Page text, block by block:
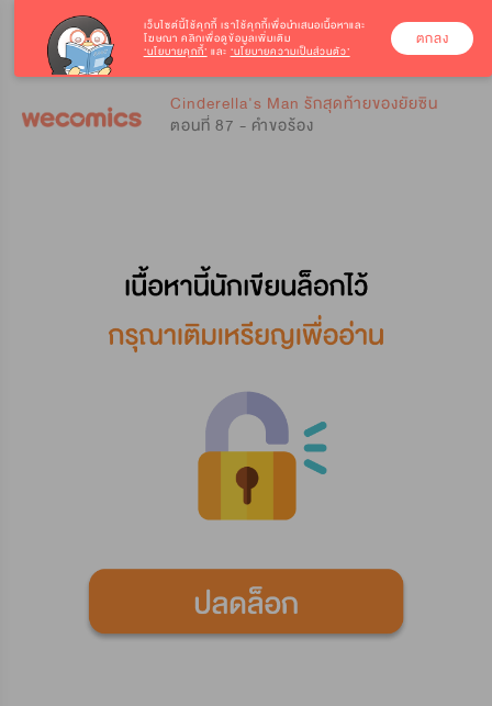
Cinderella's Man รักสุดท้ายของยัยซิน
ตอนที่ 87 - คำขอร้อง
เว็บไซต์นี้ใช้คุกกี้ เราใช้คุกกี้เพื่อนำเสนอเนื้อหาและ
โฆษณา คลิกเพื่อดูข้อมูลเพิ่มเติม
‘นโยบายคุกกี้’ และ ‘นโยบายความเป็นส่วนตัว’
ตกลง